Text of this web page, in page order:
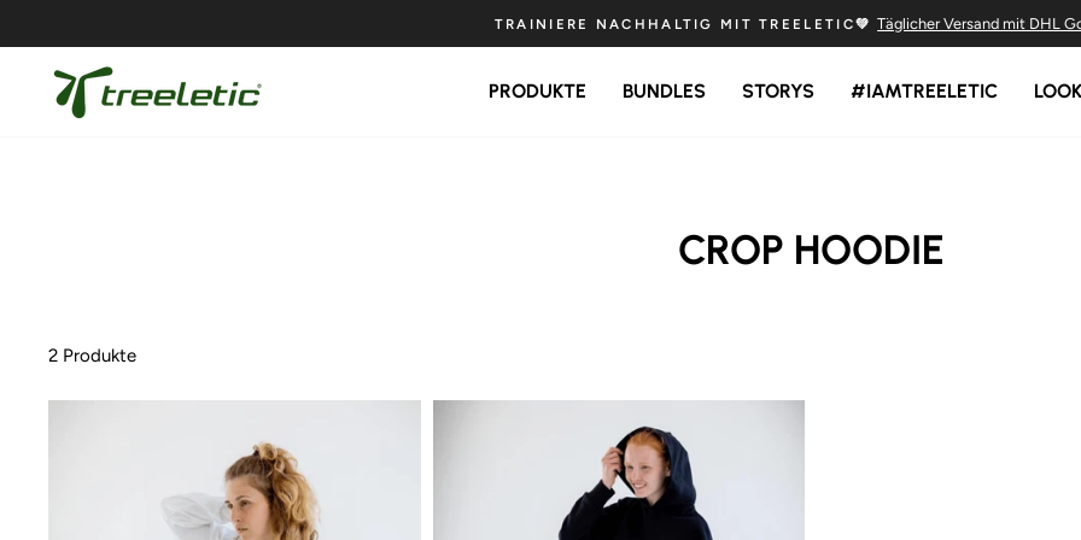
Pause
💚100% HAPPINESS GARANTIE💚 Sichere Zahlung und
PRODUKTE BUNDLES STORYS #IAMTREELETIC
CROP HOODIE
2 Produkte